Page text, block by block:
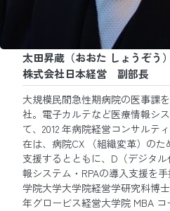
太田昇蔵（おおた しょうぞう）
株式会社日本経営 副部長
大規模民間急性期病院の医事課
社。電子カルテなど医療情報シ
て、2012 年病院経営コンサルテ
在は、病院CX （組織変革）の
支援するとともに、D（デジタ
報システム・RPAの導入支援を
学院大学大学院経営学研究科博
年グロービス経営大学院 MBA コ